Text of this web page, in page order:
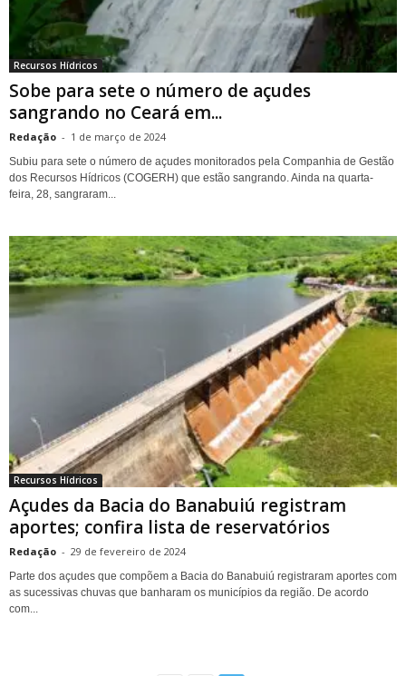
Recursos Hídricos
Sobe para sete o número de açudes
sangrando no Ceará em...
Redação - 1 de março de 2024
Subiu para sete o número de açudes monitorados pela Companhia de Gestão
dos Recursos Hídricos (COGERH) que estão sangrando. Ainda na quarta-
feira, 28, sangraram...
Recursos Hídricos
Açudes da Bacia do Banabuiú registram
aportes; confira lista de reservatórios
Redação - 29 de fevereiro de 2024
Parte dos açudes que compõem a Bacia do Banabuiú registraram aportes com
as sucessivas chuvas que banharam os municípios da região. De acordo
com...